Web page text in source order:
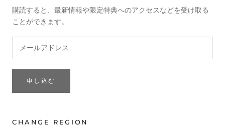
購読すると、最新情報や限定特典へのアクセスなどを受け取る
ことができます。
申し込む
CHANGE REGION